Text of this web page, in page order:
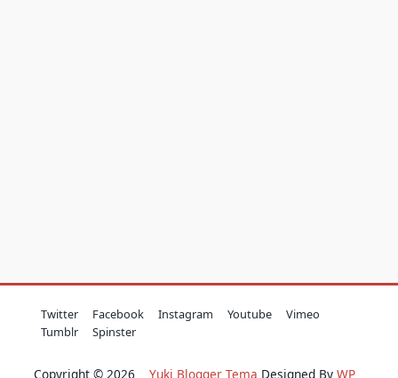
Twitter Facebook Instagram Youtube
Vimeo
Tumblr
Spinster
Copyright © 2026 Yuki Blogger Tema Designed By WP